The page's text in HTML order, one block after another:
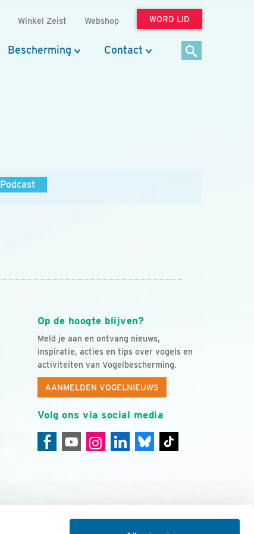
Winkel Zeist Webshop WORD LID
Bescherming Contact
Podcast
Op de hoogte blijven?
Meld je aan en ontvang nieuws,
inspiratie, acties en tips over vogels en
activiteiten van Vogelbescherming.
AANMELDEN VOGELNIEUWS
Volg ons via social media